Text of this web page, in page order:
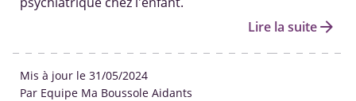
Lire la suitearrow_forward
Mis à jour le 31/05/2024
Par Equipe Ma Boussole Aidants